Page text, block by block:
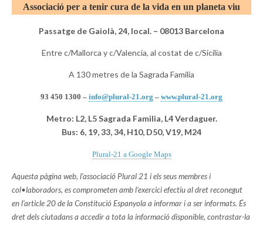
Associació per a tenir cura de la vida en un planeta viu
Passatge de Gaiolà, 24, local. – 08013 Barcelona
Entre c/Mallorca y c/Valencia, al costat de c/Sicilia
A 130 metres de la Sagrada Família
93 450 1300 – info@plural-21.org – www.plural-21.org
Metro: L2, L5 Sagrada Familia, L4 Verdaguer.
Bus: 6, 19, 33, 34, H10, D50, V19, M24
Plural-21 a Google Maps
Aquesta pàgina web, l’associació Plural 21 i els seus membres i
col•laboradors, es comprometen amb l’exercici efectiu al dret reconegut
en l’article 20 de la Constitució Espanyola a informar i a ser informats. És
dret dels ciutadans a accedir a tota la informació disponible, contrastar-la